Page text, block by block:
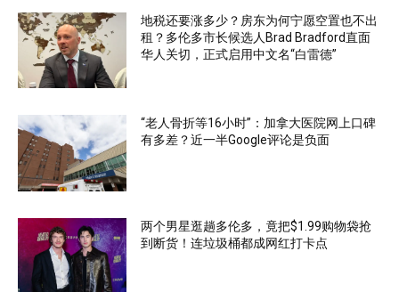
地税还要涨多少？房东为何宁愿空置也不出
租？多伦多市长候选人Brad Bradford直面
华人关切，正式启用中文名“白雷德”
“老人骨折等16小时”：加拿大医院网上口碑
有多差？近一半Google评论是负面
两个男星逛趟多伦多，竟把$1.99购物袋抢
到断货！连垃圾桶都成网红打卡点